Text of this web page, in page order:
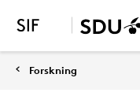
Forskning